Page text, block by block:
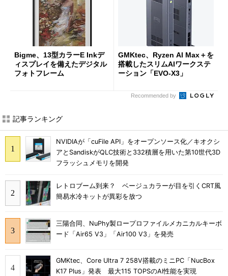
Bigme、13型カラーE Inkデ
ィスプレイを備えたデジタル
フォトフレーム
GMKtec、Ryzen AI Max＋を
搭載したスリムAIワークステ
ーション「EVO-X3」
Recommended by
記事ランキング
NVIDIAが「cuFile API」をオープンソース化／キオクシ
アとSandiskがQLC技術と332積層を用いた第10世代3D
フラッシュメモリを開発
レトロブーム到来？ ベージュカラーが目を引くCRT風
簡易水冷キットが異彩を放つ
三陽合同、NuPhy製ロープロファイルメカニカルキーボ
ード「Air65 V3」「Air100 V3」を発売
GMKtec、Core Ultra 7 258V搭載のミニPC「NucBox
K17 Plus」発表 最大115 TOPSのAI性能を実現